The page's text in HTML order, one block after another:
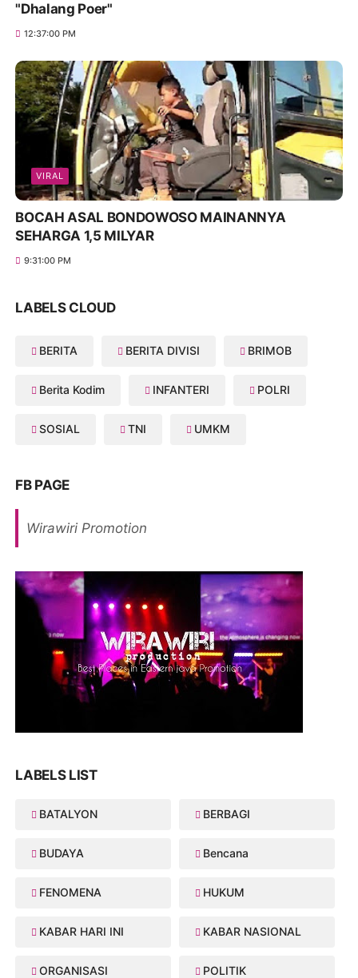
"Dhalang Poer"
12:37:00 PM
VIRAL
BOCAH ASAL BONDOWOSO MAINANNYA
SEHARGA 1,5 MILYAR
9:31:00 PM
LABELS CLOUD
BERITA BERITA DIVISI BRIMOB
Berita Kodim INFANTERI POLRI
SOSIAL TNI UMKM
FB PAGE
Wirawiri Promotion
LABELS LIST
BATALYON BERBAGI
BUDAYA Bencana
FENOMENA HUKUM
KABAR HARI INI KABAR NASIONAL
ORGANISASI POLITIK